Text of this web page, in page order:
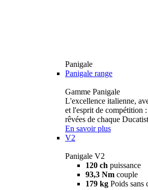
Panigale
Panigale range
Gamme Panigale
L'excellence italienne,
et l'esprit de compétition
rêvées de chaque
En savoir plus
V2
Panigale V2
120 ch puissance
93,3 Nm couple
179 kg Poids sans